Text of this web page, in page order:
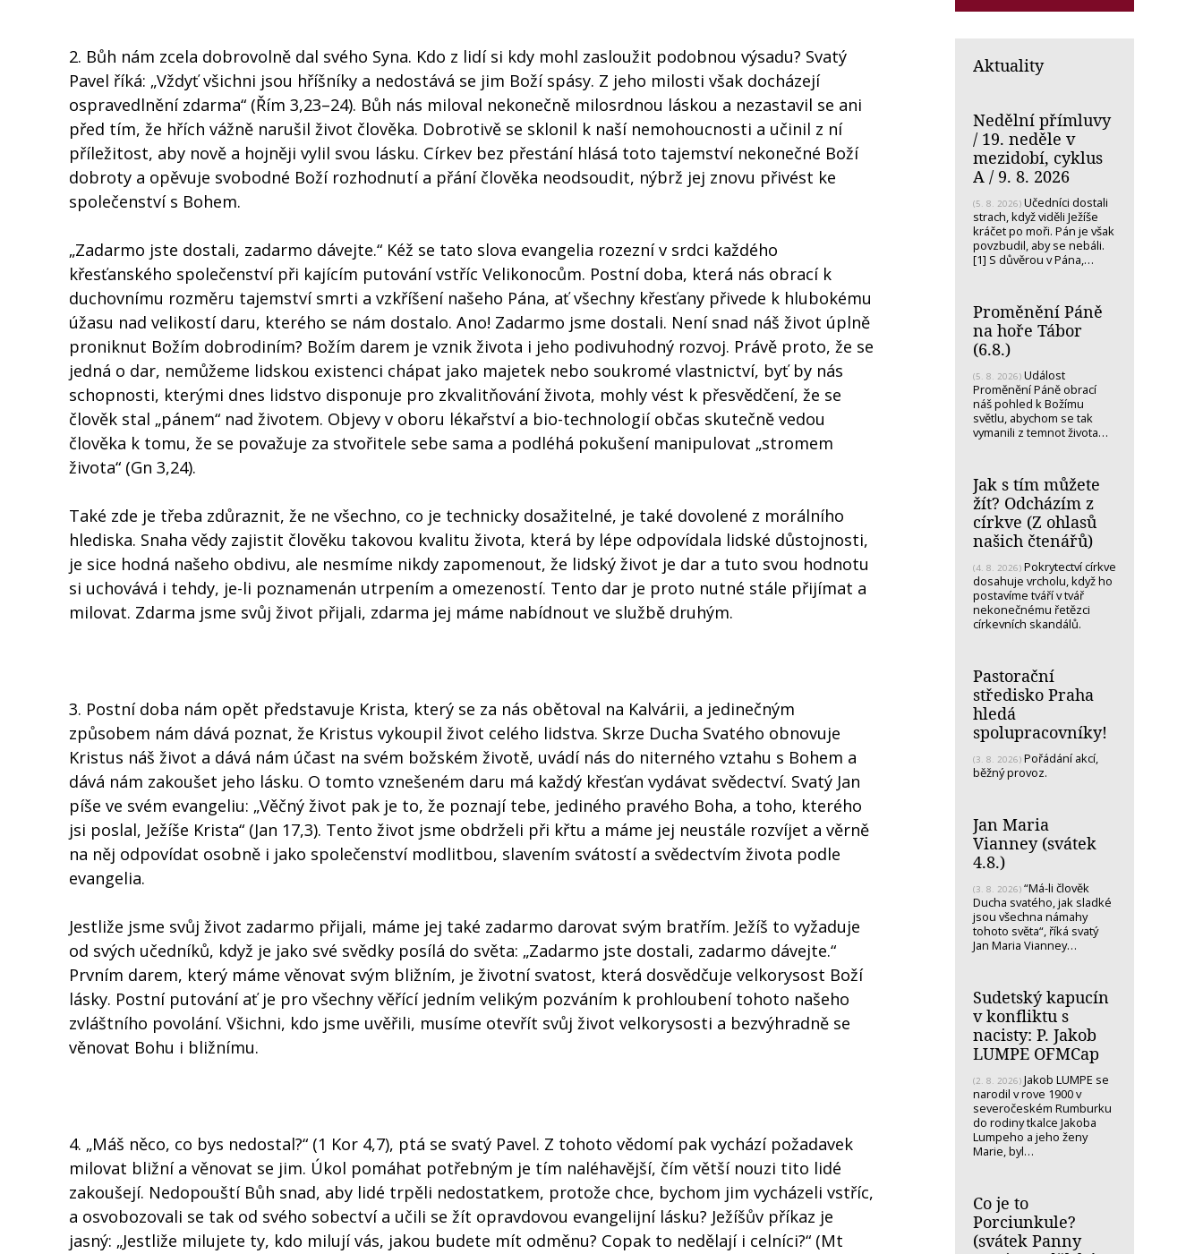
2. Bůh nám zcela dobrovolně dal svého Syna. Kdo z lidí si kdy mohl zasloužit podobnou výsadu? Svatý
Pavel říká: „Vždyť všichni jsou hříšníky a nedostává se jim Boží spásy. Z jeho milosti však docházejí
ospravedlnění zdarma“ (Řím 3,23–24). Bůh nás miloval nekonečně milosrdnou láskou a nezastavil se ani
před tím, že hřích vážně narušil život člověka. Dobrotivě se sklonil k naší nemohoucnosti a učinil z ní
příležitost, aby nově a hojněji vylil svou lásku. Církev bez přestání hlásá toto tajemství nekonečné Boží
dobroty a opěvuje svobodné Boží rozhodnutí a přání člověka neodsoudit, nýbrž jej znovu přivést ke
společenství s Bohem.
„Zadarmo jste dostali, zadarmo dávejte.“ Kéž se tato slova evangelia rozezní v srdci každého
křesťanského společenství při kajícím putování vstříc Velikonocům. Postní doba, která nás obrací k
duchovnímu rozměru tajemství smrti a vzkříšení našeho Pána, ať všechny křesťany přivede k hlubokému
úžasu nad velikostí daru, kterého se nám dostalo. Ano! Zadarmo jsme dostali. Není snad náš život úplně
proniknut Božím dobrodiním? Božím darem je vznik života i jeho podivuhodný rozvoj. Právě proto, že se
jedná o dar, nemůžeme lidskou existenci chápat jako majetek nebo soukromé vlastnictví, byť by nás
schopnosti, kterými dnes lidstvo disponuje pro zkvalitňování života, mohly vést k přesvědčení, že se
člověk stal „pánem“ nad životem. Objevy v oboru lékařství a bio-technologií občas skutečně vedou
člověka k tomu, že se považuje za stvořitele sebe sama a podléhá pokušení manipulovat „stromem
života“ (Gn 3,24).
Také zde je třeba zdůraznit, že ne všechno, co je technicky dosažitelné, je také dovolené z morálního
hlediska. Snaha vědy zajistit člověku takovou kvalitu života, která by lépe odpovídala lidské důstojnosti,
je sice hodná našeho obdivu, ale nesmíme nikdy zapomenout, že lidský život je dar a tuto svou hodnotu
si uchovává i tehdy, je-li poznamenán utrpením a omezeností. Tento dar je proto nutné stále přijímat a
milovat. Zdarma jsme svůj život přijali, zdarma jej máme nabídnout ve službě druhým.
3. Postní doba nám opět představuje Krista, který se za nás obětoval na Kalvárii, a jedinečným
způsobem nám dává poznat, že Kristus vykoupil život celého lidstva. Skrze Ducha Svatého obnovuje
Kristus náš život a dává nám účast na svém božském životě, uvádí nás do niterného vztahu s Bohem a
dává nám zakoušet jeho lásku. O tomto vznešeném daru má každý křesťan vydávat svědectví. Svatý Jan
píše ve svém evangeliu: „Věčný život pak je to, že poznají tebe, jediného pravého Boha, a toho, kterého
jsi poslal, Ježíše Krista“ (Jan 17,3). Tento život jsme obdrželi při křtu a máme jej neustále rozvíjet a věrně
na něj odpovídat osobně i jako společenství modlitbou, slavením svátostí a svědectvím života podle
evangelia.
Jestliže jsme svůj život zadarmo přijali, máme jej také zadarmo darovat svým bratřím. Ježíš to vyžaduje
od svých učedníků, když je jako své svědky posílá do světa: „Zadarmo jste dostali, zadarmo dávejte.“
Prvním darem, který máme věnovat svým bližním, je životní svatost, která dosvědčuje velkorysost Boží
lásky. Postní putování ať je pro všechny věřící jedním velikým pozváním k prohloubení tohoto našeho
zvláštního povolání. Všichni, kdo jsme uvěřili, musíme otevřít svůj život velkorysosti a bezvýhradně se
věnovat Bohu i bližnímu.
4. „Máš něco, co bys nedostal?“ (1 Kor 4,7), ptá se svatý Pavel. Z tohoto vědomí pak vychází požadavek
milovat bližní a věnovat se jim. Úkol pomáhat potřebným je tím naléhavější, čím větší nouzi tito lidé
zakoušejí. Nedopouští Bůh snad, aby lidé trpěli nedostatkem, protože chce, bychom jim vycházeli vstříc,
a osvobozovali se tak od svého sobectví a učili se žít opravdovou evangelijní lásku? Ježíšův příkaz je
jasný: „Jestliže milujete ty, kdo milují vás, jakou budete mít odměnu? Copak to nedělají i celníci?“ (Mt
Aktuality
Nedělní přímluvy
/ 19. neděle v
mezidobí, cyklus
A / 9. 8. 2026
(5. 8. 2026) Učedníci dostali
strach, když viděli Ježíše
kráčet po moři. Pán je však
povzbudil, aby se nebáli.
[1] S důvěrou v Pána,…
Proměnění Páně
na hoře Tábor
(6.8.)
(5. 8. 2026) Událost
Proměnění Páně obrací
náš pohled k Božímu
světlu, abychom se tak
vymanili z temnot života…
Jak s tím můžete
žít? Odcházím z
církve (Z ohlasů
našich čtenářů)
(4. 8. 2026) Pokrytectví církve
dosahuje vrcholu, když ho
postavíme tváří v tvář
nekonečnému řetězci
církevních skandálů.
Pastorační
středisko Praha
hledá
spolupracovníky!
(3. 8. 2026) Pořádání akcí,
běžný provoz.
Jan Maria
Vianney (svátek
4.8.)
(3. 8. 2026) “Má-li člověk
Ducha svatého, jak sladké
jsou všechna námahy
tohoto světa“, říká svatý
Jan Maria Vianney…
Sudetský kapucín
v konfliktu s
nacisty: P. Jakob
LUMPE OFMCap
(2. 8. 2026) Jakob LUMPE se
narodil v rove 1900 v
severočeském Rumburku
do rodiny tkalce Jakoba
Lumpeho a jeho ženy
Marie, byl…
Co je to
Porciunkule?
(svátek Panny